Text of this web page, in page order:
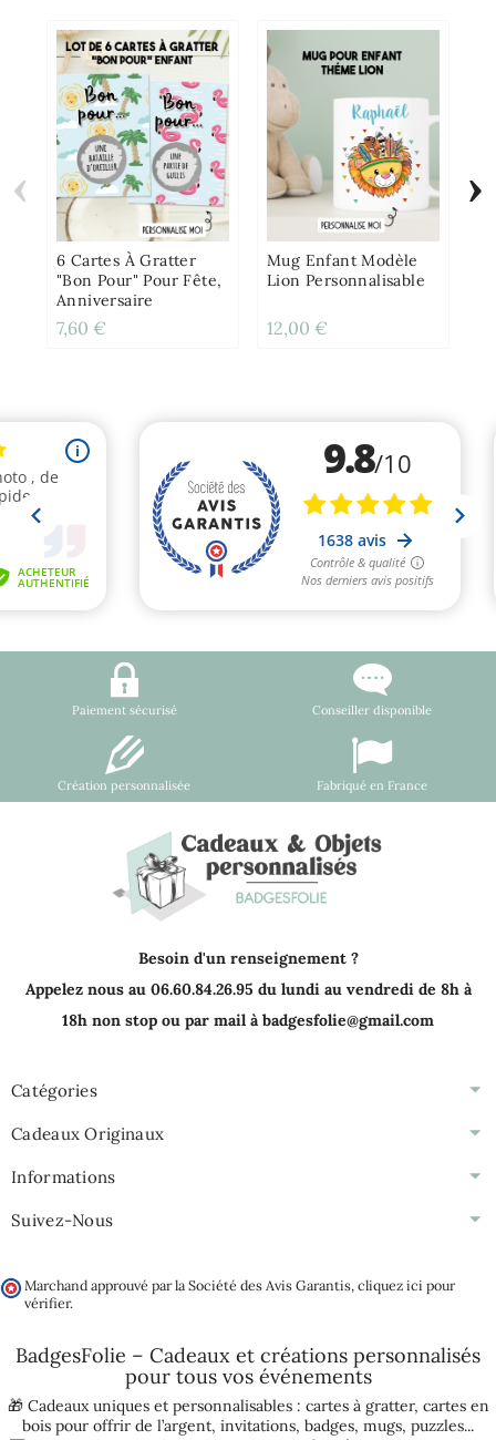
6 Cartes À Gratter
"Bon Pour" Pour Fête,
Anniversaire
7,60 €
Mug Enfant Modèle
Lion Personnalisable
12,00 €
‹ ›
Paiement sécurisé Conseiller disponible
Création personnalisée Fabriqué en France
Besoin d'un renseignement ?
Appelez nous au 06.60.84.26.95 du lundi au vendredi de 8h à
18h non stop ou par mail à badgesfolie@gmail.com
Catégories
Cadeaux Originaux
Informations
Suivez-Nous
Marchand approuvé par la Société des Avis Garantis,cliquez ici pour
vérifier.
BadgesFolie – Cadeaux et créations personnalisés
pour tous vos événements
🎁 Cadeaux uniques et personnalisables : cartes à gratter, cartes en
bois pour offrir de l’argent, invitations, badges, mugs, puzzles...